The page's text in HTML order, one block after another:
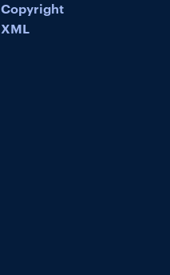
Copyright
XML